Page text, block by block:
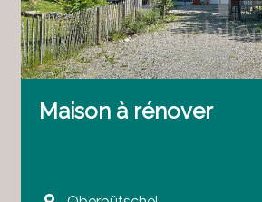
Maison à rénover